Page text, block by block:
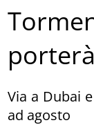
Via a Dubai
ad agosto